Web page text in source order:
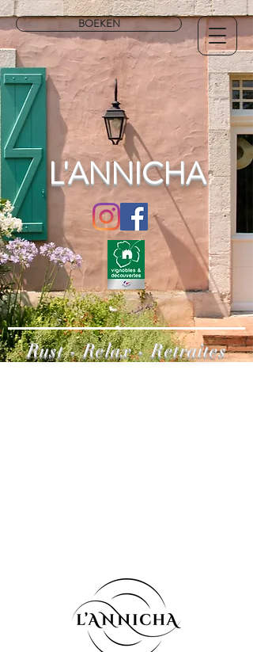
BOEKEN
L'ANNICHA
Rust - Relax - Retraites